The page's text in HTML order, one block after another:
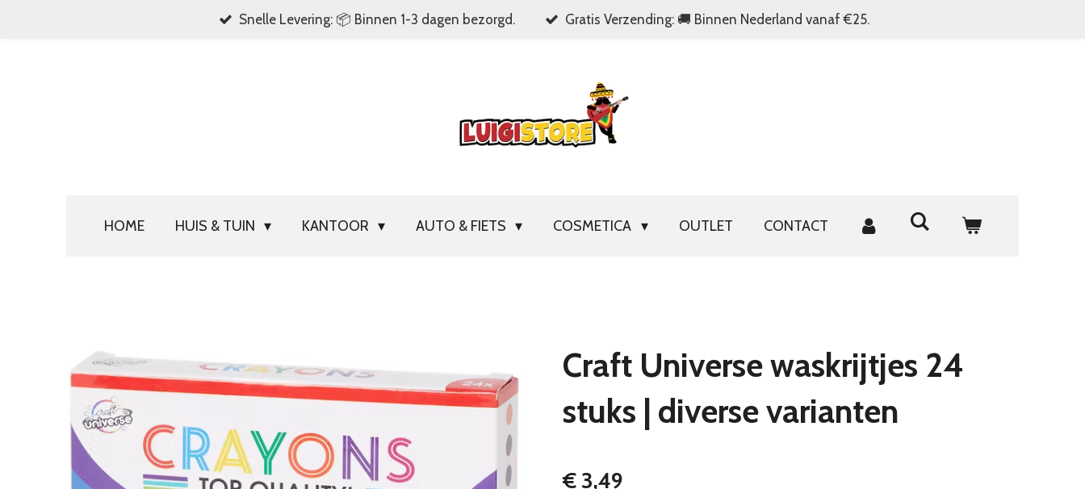
Snelle Levering: 📦 Binnen 1-3 dagen bezorgd. Gratis Verzending: 🚚 Binnen Nederland vanaf €25.
HOME HUIS & TUIN KANTOOR AUTO & FIETS COSMETICA OUTLET CONTACT
Craft Universe waskrijtjes 24
stuks | diverse varianten
€ 3,49